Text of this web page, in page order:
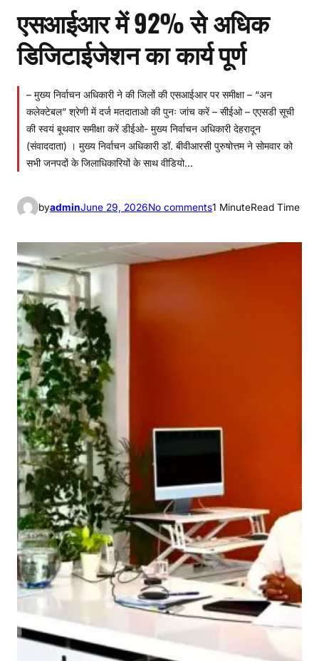
एसआईआर में 92% से अधिक
डिजिटाईजेशन का कार्य पूर्ण
– मुख्य निर्वाचन अधिकारी ने की जिलों की एसआईआर पर समीक्षा – “अन
कलेक्टेबल” श्रेणी में दर्ज मतदाताओ की पुनः जांच करें – सीईओ – एएसडी सूची
की स्वयं बूथवार समीक्षा करें डीईओ- मुख्य निर्वाचन अधिकारी देहरादून
(संवाददाता) । मुख्य निर्वाचन अधिकारी डॉ. बीवीआरसी पुरुषोत्तम ने सोमवार को
सभी जनपदों के जिलाधिकारियों के साथ वीडियो…
byadminJune 29, 2026No commentso
ए
स
अ
डि
जि
टा
ई
जे
श
न
का
का
पू
1 MinuteRead Time